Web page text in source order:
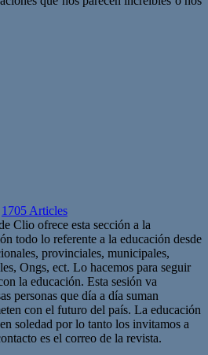
1705 Articles
Clio ofrece esta sección a la
todo lo referente a la educación desde
provinciales, municipales,
Ongs, ect. Lo hacemos para seguir
la educación. Esta sesión va
personas que día a día suman
con el futuro del país. La educación
soledad por lo tanto los invitamos a
es el correo de la revista.